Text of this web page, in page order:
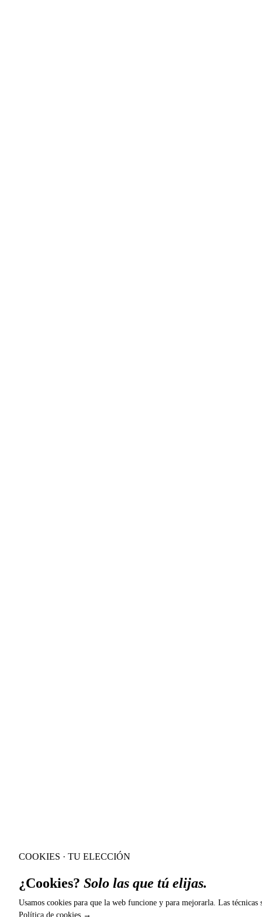
COOKIES · TU ELECCIÓN
¿Cookies? Solo las que tú elijas.
Usamos cookies para que la web funcione y para mejorarla. Las
Política de cookies →